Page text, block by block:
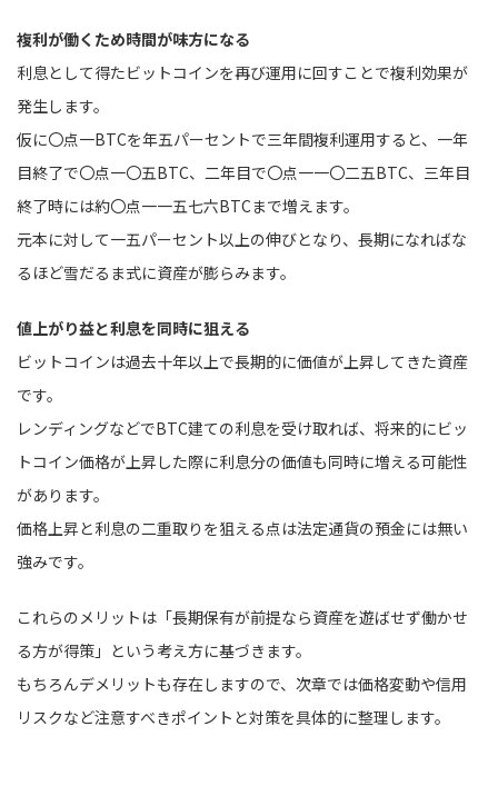
複利が働くため時間が味方になる
利息として得たビットコインを再び運用に回すことで複利効果が
発生します。
仮に〇点一BTCを年五パーセントで三年間複利運用すると、一年
目終了で〇点一〇五BTC、二年目で〇点一一〇二五BTC、三年目
終了時には約〇点一一五七六BTCまで増えます。
元本に対して一五パーセント以上の伸びとなり、長期になればな
るほど雪だるま式に資産が膨らみます。
値上がり益と利息を同時に狙える
ビットコインは過去十年以上で長期的に価値が上昇してきた資産
です。
レンディングなどでBTC建ての利息を受け取れば、将来的にビッ
トコイン価格が上昇した際に利息分の価値も同時に増える可能性
があります。
価格上昇と利息の二重取りを狙える点は法定通貨の預金には無い
強みです。
これらのメリットは「長期保有が前提なら資産を遊ばせず働かせ
る方が得策」という考え方に基づきます。
もちろんデメリットも存在しますので、次章では価格変動や信用
リスクなど注意すべきポイントと対策を具体的に整理します。